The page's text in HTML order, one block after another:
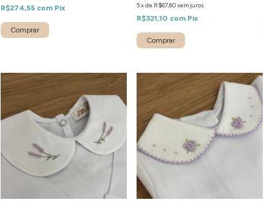
R$274,55 com Pix 5xde R$67,60 sem juros
R$321,10 com Pix